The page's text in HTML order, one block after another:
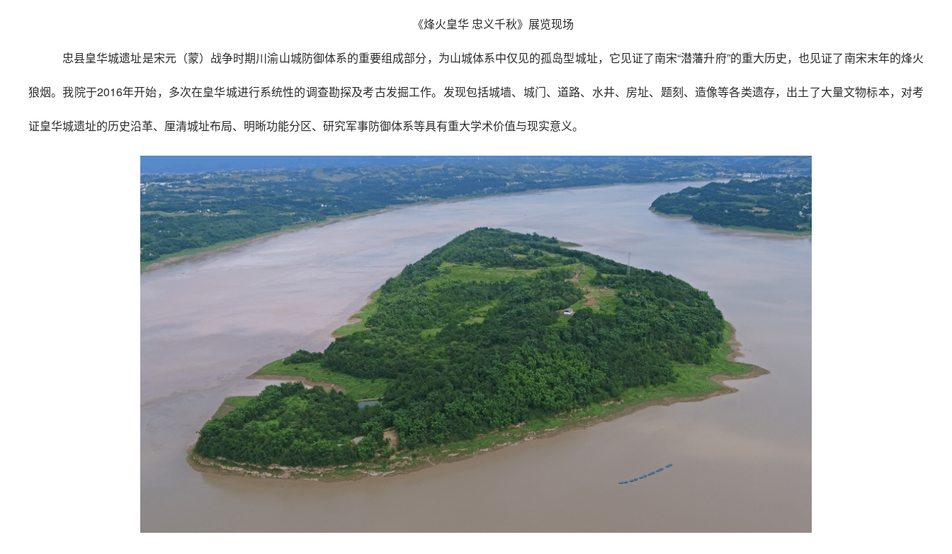
《烽火皇华 忠义千秋》展览现场
忠县皇华城遗址是宋元（蒙）战争时期川渝山城防御体系的重要组成部分，为山城体系中仅见的孤岛型城址，它见证了南宋“潜藩升府”的重大历史，也见证了南宋末年的烽火
狼烟。我院于2016年开始，多次在皇华城进行系统性的调查勘探及考古发掘工作。发现包括城墙、城门、道路、水井、房址、题刻、造像等各类遗存，出土了大量文物标本，对考
证皇华城遗址的历史沿革、厘清城址布局、明晰功能分区、研究军事防御体系等具有重大学术价值与现实意义。